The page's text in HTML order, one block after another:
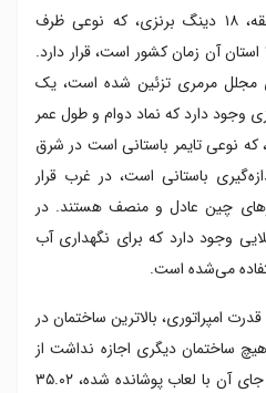
در امتداد پله‌های سکوی سه‌طبقه، ۱۸ دینگ برنزی، که نوعی ظرف
باستانی چینی بوده و نمایانگر ۱۸ استان آن زمان کشور است، قرار دارد.
مجلل مرمری تزئین شده است، یک
دارد که نماد دوام و طول عمر
نوعی تایمر باستانی است در شرق
باستانی است، در غرب قرار
چین عادل و منصف هستند. در
وجود دارد که برای نگهداری آب
می‌شده است.
امپراتوری، بالاترین ساختمان در
ساختمان دیگری اجازه نداشت از
آن بالاتر باشد. این تالار که همه جای آن با لعاب پوشانده شده، ۳۵.۰۲